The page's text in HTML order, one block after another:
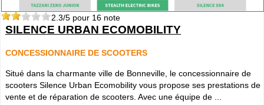
2.3/5 pour 16 note
SILENCE URBAN ECOMOBILITY
CONCESSIONNAIRE DE SCOOTERS
Situé dans la charmante ville de Bonneville, le concessionnaire de
scooters Silence Urban Ecomobility vous propose ses prestations de
vente et de réparation de scooters. Avec une équipe de ...